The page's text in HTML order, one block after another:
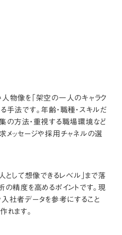
物像を「架空の一人のキャラク
手法です。年齢・職種・スキルだ
の方法・重視する職場環境など
メッセージや採用チャネルの選
として想像できるレベル」まで落
の精度を高めるポイントです。現
社者データを参考にすること
れます。